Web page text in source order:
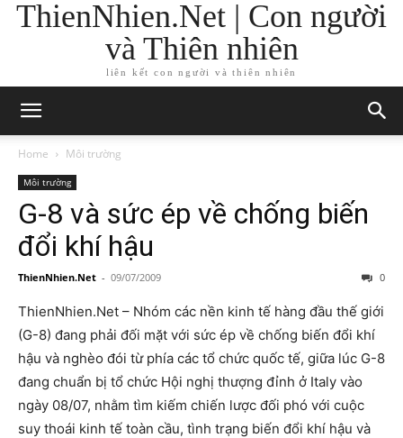
ThienNhien.Net | Con người
và Thiên nhiên
liên kết con người và thiên nhiên
Home Môi trường
Môi trường
G-8 và sức ép về chống biến
đổi khí hậu
ThienNhien.Net - 09/07/2009 0
ThienNhien.Net – Nhóm các nền kinh tế hàng đầu thế giới
(G-8) đang phải đối mặt với sức ép về chống biến đổi khí
hậu và nghèo đói từ phía các tổ chức quốc tế, giữa lúc G-8
đang chuẩn bị tổ chức Hội nghị thượng đỉnh ở Italy vào
ngày 08/07, nhằm tìm kiếm chiến lược đối phó với cuộc
suy thoái kinh tế toàn cầu, tình trạng biến đổi khí hậu và